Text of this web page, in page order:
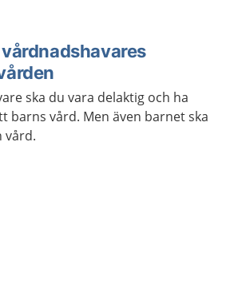
ska du vara delaktig och ha
barns vård. Men även barnet ska
vård.